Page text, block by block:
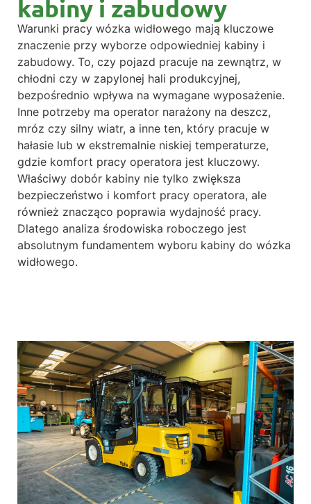
kabiny i zabudowy
Warunki pracy wózka widłowego mają kluczowe
znaczenie przy wyborze odpowiedniej kabiny i
zabudowy. To, czy pojazd pracuje na zewnątrz, w
chłodni czy w zapylonej hali produkcyjnej,
bezpośrednio wpływa na wymagane wyposażenie.
Inne potrzeby ma operator narażony na deszcz,
mróz czy silny wiatr, a inne ten, który pracuje w
hałasie lub w ekstremalnie niskiej temperaturze,
gdzie komfort pracy operatora jest kluczowy.
Właściwy dobór kabiny nie tylko zwiększa
bezpieczeństwo i komfort pracy operatora, ale
również znacząco poprawia wydajność pracy.
Dlatego analiza środowiska roboczego jest
absolutnym fundamentem wyboru kabiny do wózka
widłowego.